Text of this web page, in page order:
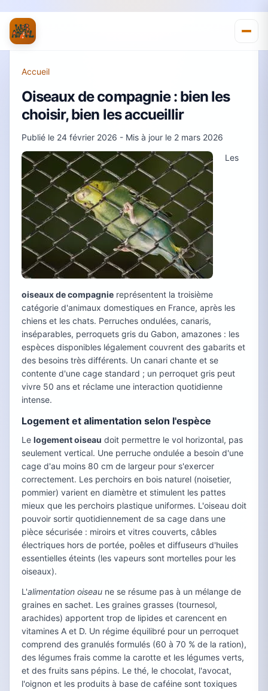
Accueil
Oiseaux de compagnie : bien les
choisir, bien les accueillir
Publié le 24 février 2026 - Mis à jour le 2 mars 2026
Les
oiseaux de compagnie représentent la troisième
catégorie d'animaux domestiques en France, après les
chiens et les chats. Perruches ondulées, canaris,
inséparables, perroquets gris du Gabon, amazones : les
espèces disponibles légalement couvrent des gabarits et
des besoins très différents. Un canari chante et se
contente d'une cage standard ; un perroquet gris peut
vivre 50 ans et réclame une interaction quotidienne
intense.
Logement et alimentation selon l'espèce
Le logement oiseau doit permettre le vol horizontal, pas
seulement vertical. Une perruche ondulée a besoin d'une
cage d'au moins 80 cm de largeur pour s'exercer
correctement. Les perchoirs en bois naturel (noisetier,
pommier) varient en diamètre et stimulent les pattes
mieux que les perchoirs plastique uniformes. L'oiseau doit
pouvoir sortir quotidiennement de sa cage dans une
pièce sécurisée : miroirs et vitres couverts, câbles
électriques hors de portée, poêles et diffuseurs d'huiles
essentielles éteints (les vapeurs sont mortelles pour les
oiseaux).
L'alimentation oiseau ne se résume pas à un mélange de
graines en sachet. Les graines grasses (tournesol,
arachides) apportent trop de lipides et carencent en
vitamines A et D. Un régime équilibré pour un perroquet
comprend des granulés formulés (60 à 70 % de la ration),
des légumes frais comme la carotte et les légumes verts,
et des fruits sans pépins. Le thé, le chocolat, l'avocat,
l'oignon et les produits à base de caféine sont toxiques